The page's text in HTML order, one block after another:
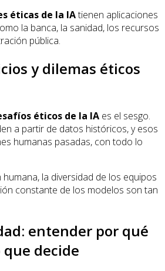
éticas de la IAtienen aplicaciones
la banca, la sanidad, los recursos
pública.
y dilemas éticos
éticos de la IA es el sesgo.
a partir de datos históricos, y esos
humanas pasadas, con todo lo
la diversidad de los equipos
constante de los modelos son tan
entender por qué
que decide